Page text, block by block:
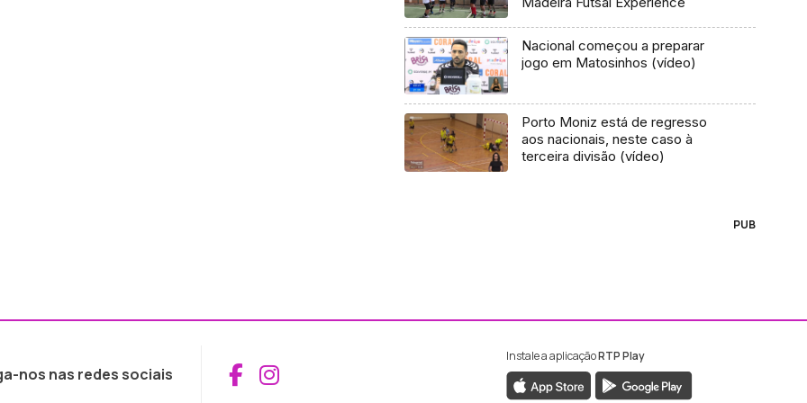
Nacional começou a preparar
jogo em Matosinhos (vídeo)
Porto Moniz está de regresso
aos nacionais, neste caso à
terceira divisão (vídeo)
PUB
nos nas redes sociais Aceder ao Facebook da RTP Madeira
Aceder ao Instagram da RTP Madeira
Instale a aplicaçãoRTP Play